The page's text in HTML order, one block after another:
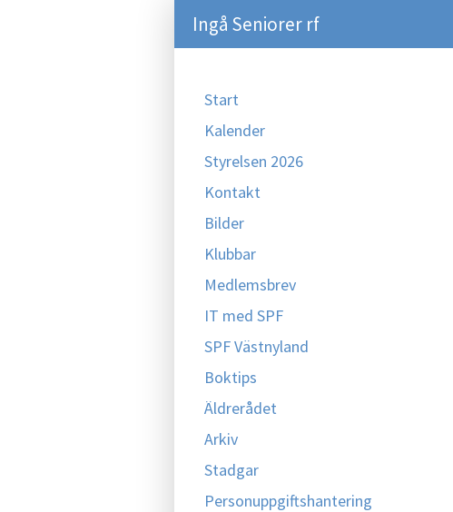
Ingå Seniorer rf
Start
Kalender
Styrelsen 2026
Kontakt
Bilder
Klubbar
Medlemsbrev
IT med SPF
SPF Västnyland
Boktips
Äldrerådet
Arkiv
Stadgar
Personuppgiftshantering